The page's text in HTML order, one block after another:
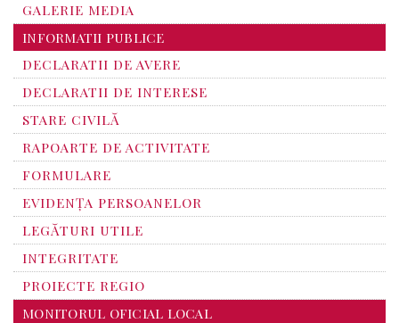
GALERIE MEDIA
INFORMATII PUBLICE
DECLARATII DE AVERE
DECLARATII DE INTERESE
STARE CIVILĂ
RAPOARTE DE ACTIVITATE
FORMULARE
EVIDENȚA PERSOANELOR
LEGĂTURI UTILE
INTEGRITATE
PROIECTE REGIO
MONITORUL OFICIAL LOCAL